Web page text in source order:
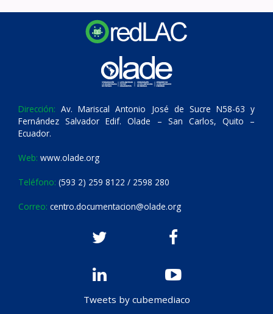
Dirección: Av. Mariscal Antonio José de Sucre N58-63 y
Fernández Salvador Edif. Olade – San Carlos, Quito –
Ecuador.
Web: www.olade.org
Teléfono: (593 2) 259 8122 / 2598 280
Correo: centro.documentacion@olade.org
Tweets by cubemediaco